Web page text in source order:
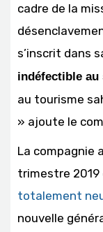
cadre de la
s’inscrit dans
indéfectible
au tourisme
» ajoute le
La compagnie
trimestre 2019
totalement
nouvelle